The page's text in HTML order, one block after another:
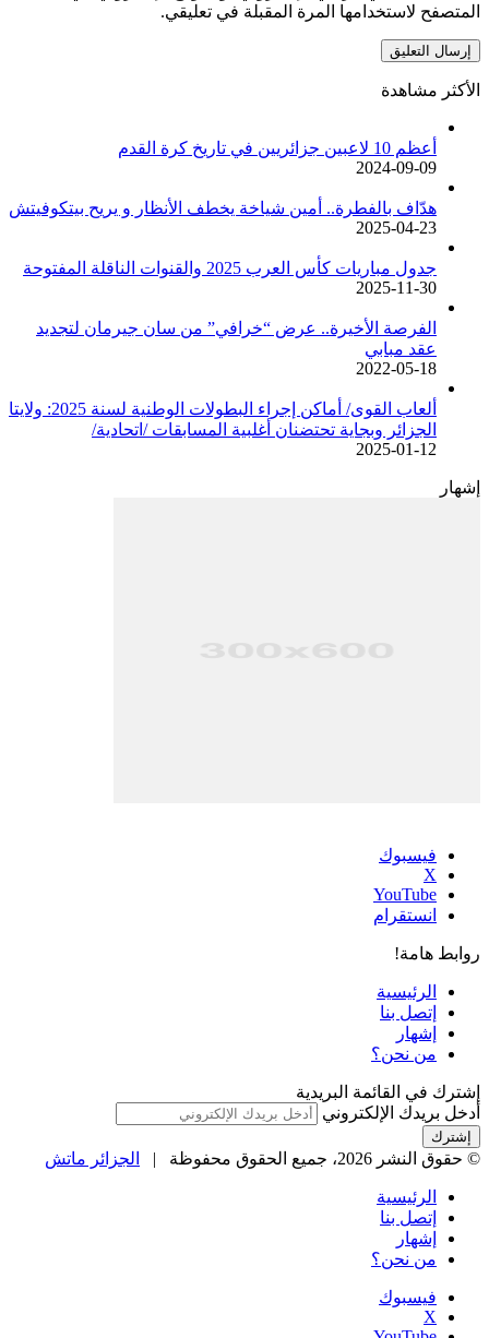
المتصفح لاستخدامها المرة المقبلة في تعليقي.
الأكثر مشاهدة
أعظم 10 لاعبين جزائريين في تاريخ كرة القدم
2024-09-09
هدّاف بالفطرة.. أمين شياخة يخطف الأنظار و يريح بيتكوفيتش
2025-04-23
جدول مباريات كأس العرب 2025 والقنوات الناقلة المفتوحة
2025-11-30
الفرصة الأخيرة.. عرض “خرافي” من سان جيرمان لتجديد
عقد مبابي
2022-05-18
ألعاب القوى/ أماكن إجراء البطولات الوطنية لسنة 2025: ولايتا
الجزائر وبجاية تحتضنان أغلبية المسابقات /اتحادية/
2025-01-12
إشهار
فيسبوك
‫X
‫YouTube
انستقرام
روابط هامة!
الرئيسية
إتصل بنا
إشهار
من نحن؟
إشترك في القائمة البريدية
أدخل بريدك الإلكتروني
© حقوق النشر 2026، جميع الحقوق محفوظة | الجزائر ماتش
الرئيسية
إتصل بنا
إشهار
من نحن؟
فيسبوك
‫X